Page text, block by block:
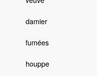
damier
fumées
houppe